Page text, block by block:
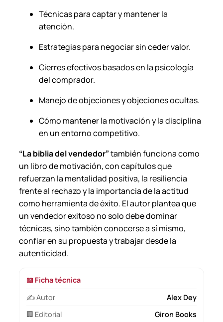
Técnicas para captar y mantener la
atención.
Estrategias para negociar sin ceder valor.
Cierres efectivos basados en la psicología
del comprador.
Manejo de objeciones y objeciones ocultas.
Cómo mantener la motivación y la disciplina
en un entorno competitivo.
“La biblia del vendedor”también funciona como
un libro de motivación, con capítulos que
refuerzan la mentalidad positiva, la resiliencia
frente al rechazo y la importancia de la actitud
como herramienta de éxito. El autor plantea que
un vendedor exitoso no solo debe dominar
técnicas, sino también conocerse a sí mismo,
confiar en su propuesta y trabajar desde la
autenticidad.
📖 Ficha técnica
✍️ Autor
Alex Dey
🏢 Editorial
Giron Books